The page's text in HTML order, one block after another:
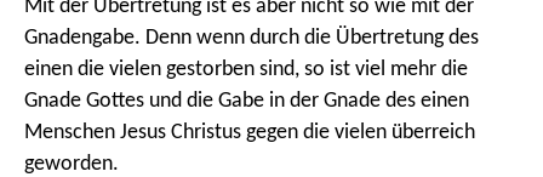
Mit der Übertretung ist es aber nicht so wie mit der
Gnadengabe. Denn wenn durch die Übertretung des
einen die vielen gestorben sind, so ist viel mehr die
Gnade Gottes und die Gabe in der Gnade des einen
Menschen Jesus Christus gegen die vielen überreich
geworden.